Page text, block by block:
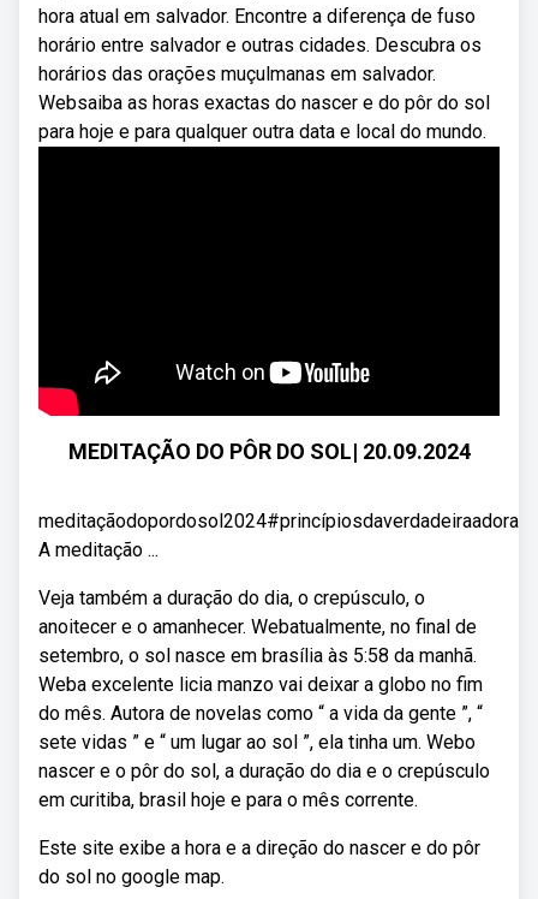
hora atual em salvador. Encontre a diferença de fuso
horário entre salvador e outras cidades. Descubra os
horários das orações muçulmanas em salvador.
Websaiba as horas exactas do nascer e do pôr do sol
para hoje e para qualquer outra data e local do mundo.
MEDITAÇÃO DO PÔR DO SOL| 20.09.2024
A meditação ...
Veja também a duração do dia, o crepúsculo, o
anoitecer e o amanhecer. Webatualmente, no final de
setembro, o sol nasce em brasília às 5:58 da manhã.
Weba excelente licia manzo vai deixar a globo no fim
do mês. Autora de novelas como “ a vida da gente ”, “
sete vidas ” e “ um lugar ao sol ”, ela tinha um. Webo
nascer e o pôr do sol, a duração do dia e o crepúsculo
em curitiba, brasil hoje e para o mês corrente.
Este site exibe a hora e a direção do nascer e do pôr
do sol no google map.